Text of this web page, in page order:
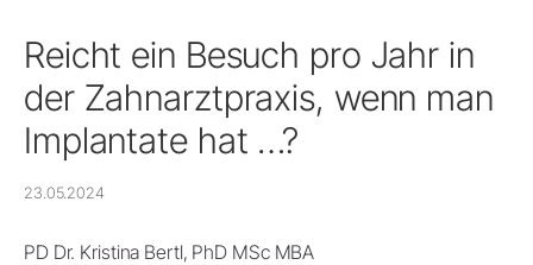
Reicht ein Besuch pro Jahr in
der Zahnarztpraxis, wenn man
Implantate hat …?
23.05.2024
PD Dr. Kristina Bertl, PhD MSc MBA